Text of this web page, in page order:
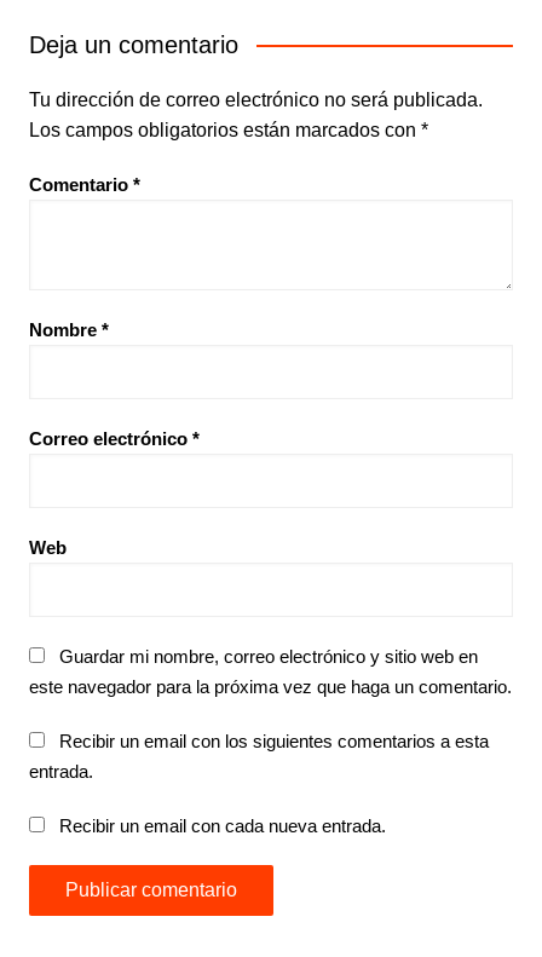
Deja un comentario
Tu dirección de correo electrónico no será publicada.
Los campos obligatorios están marcados con *
Comentario *
Nombre *
Correo electrónico *
Web
Guardar mi nombre, correo electrónico y sitio web en
este navegador para la próxima vez que haga un comentario.
Recibir un email con los siguientes comentarios a esta
entrada.
Recibir un email con cada nueva entrada.